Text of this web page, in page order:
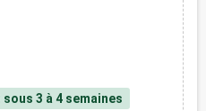
3 à 4 semaines